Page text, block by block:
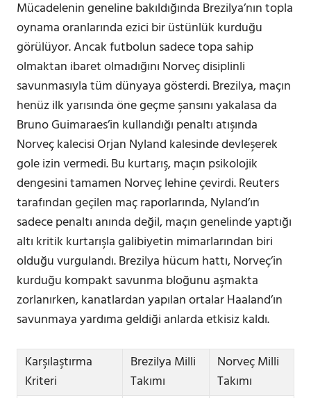
Mücadelenin geneline bakıldığında Brezilya’nın topla
oynama oranlarında ezici bir üstünlük kurduğu
görülüyor. Ancak futbolun sadece topa sahip
olmaktan ibaret olmadığını Norveç disiplinli
savunmasıyla tüm dünyaya gösterdi. Brezilya, maçın
henüz ilk yarısında öne geçme şansını yakalasa da
Bruno Guimaraes’in kullandığı penaltı atışında
Norveç kalecisi Orjan Nyland kalesinde devleşerek
gole izin vermedi. Bu kurtarış, maçın psikolojik
dengesini tamamen Norveç lehine çevirdi. Reuters
tarafından geçilen maç raporlarında, Nyland’ın
sadece penaltı anında değil, maçın genelinde yaptığı
altı kritik kurtarışla galibiyetin mimarlarından biri
olduğu vurgulandı. Brezilya hücum hattı, Norveç’in
kurduğu kompakt savunma bloğunu aşmakta
zorlanırken, kanatlardan yapılan ortalar Haaland’ın
savunmaya yardıma geldiği anlarda etkisiz kaldı.
Karşılaştırma
Kriteri
Brezilya Milli
Takımı
Norveç Milli
Takımı